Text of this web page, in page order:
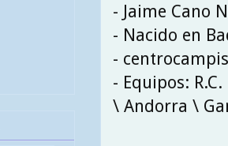
- Jaime Cano
- Nacido en
-
- Equipos:
\ Andorra \